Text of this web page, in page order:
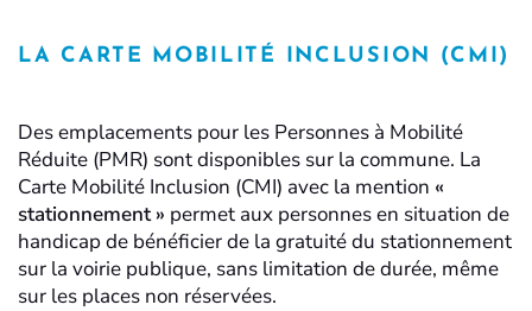
LA CARTE MOBILITÉ INCLUSION (CMI)
Des emplacements pour les Personnes à Mobilité
Réduite (PMR) sont disponibles sur la commune. La
Carte Mobilité Inclusion (CMI) avec la mention «
stationnement » permet aux personnes en situation de
handicap de bénéficier de la gratuité du stationnement
sur la voirie publique, sans limitation de durée, même
sur les places non réservées.